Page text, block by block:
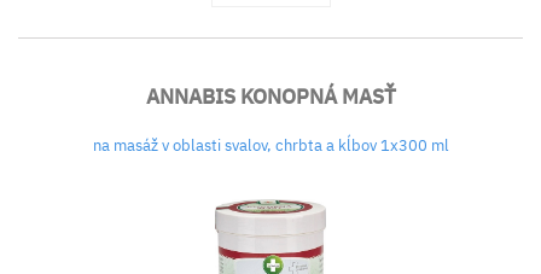
ANNABIS KONOPNÁ MASŤ
na masáž v oblasti svalov, chrbta a kĺbov 1x300 ml